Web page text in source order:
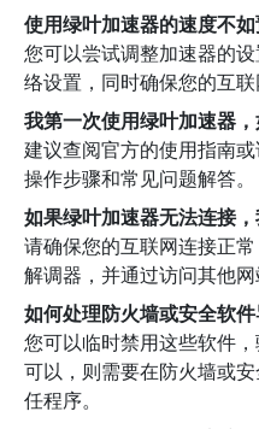
使用绿叶加速器的速度不
您可以尝试调整加速器的
络设置，同时确保您的互联
我第一次使用绿叶加速器
建议查阅官方的使用指南
操作步骤和常见问题解答。
如果绿叶加速器无法连接
请确保您的互联网连接正
解调器，并通过访问其他网
如何处理防火墙或安全软
您可以临时禁用这些软件
可以，则需要在防火墙或
任程序。